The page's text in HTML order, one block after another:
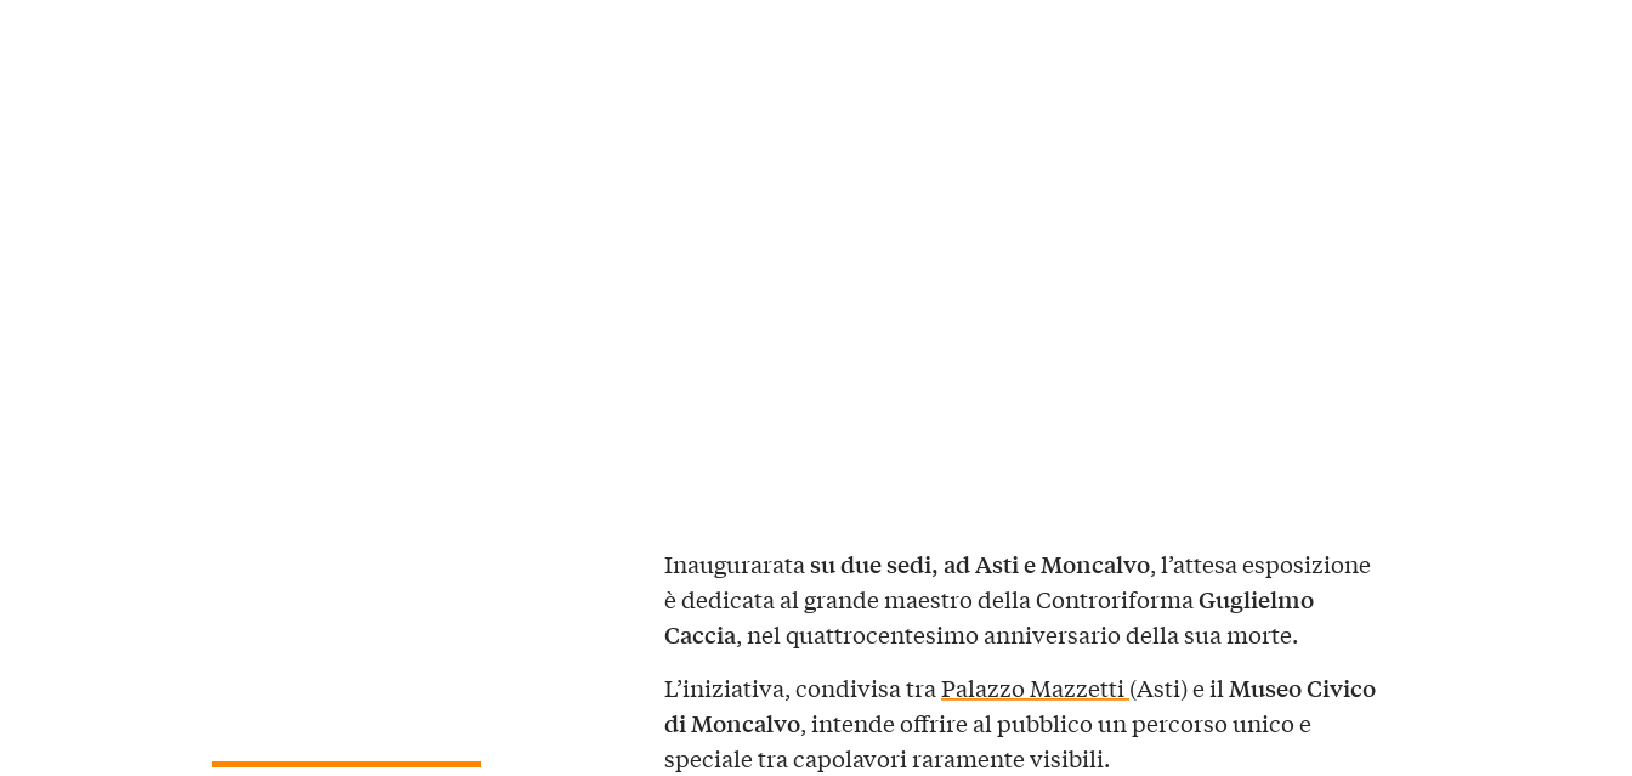
Inauguraratasu due sedi, ad Asti e Moncalvo, l’attesa esposizione
è dedicata al grande maestro della ControriformaGuglielmo
Caccia, nel quattrocentesimo anniversario della sua morte.
L’iniziativa, condivisa traPalazzo Mazzetti (Asti) e ilMuseo Civico
di Moncalvo, intende offrire al pubblico un percorso unico e
speciale tra capolavori raramente visibili.